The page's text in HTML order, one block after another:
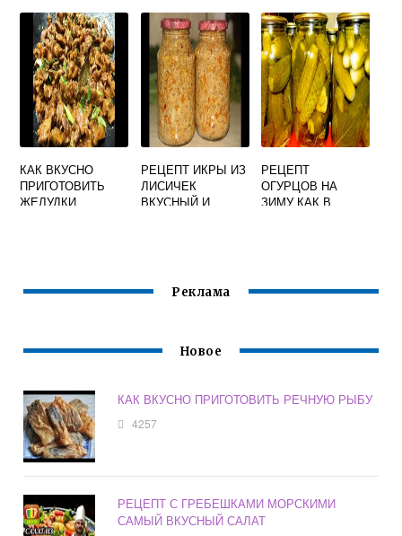
МОЛОКЕ
КАК ВКУСНО
ПРИГОТОВИТЬ
ЖЕЛУДКИ
РЕЦЕПТ ИКРЫ ИЗ
ЛИСИЧЕК
ВКУСНЫЙ И
РЕЦЕПТ
ОГУРЦОВ НА
ЗИМУ КАК В
Реклама
Новое
КАК ВКУСНО ПРИГОТОВИТЬ РЕЧНУЮ РЫБУ
4257
РЕЦЕПТ С ГРЕБЕШКАМИ МОРСКИМИ
САМЫЙ ВКУСНЫЙ САЛАТ